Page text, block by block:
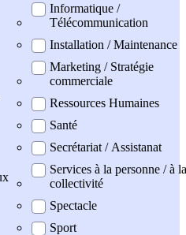
Informatique /
Télécommunication
Installation / Maintenance
Marketing / Stratégie
commerciale
Ressources Humaines
Santé
Secrétariat / Assistanat
Services à la personne / à la
collectivité
Spectacle
Sport